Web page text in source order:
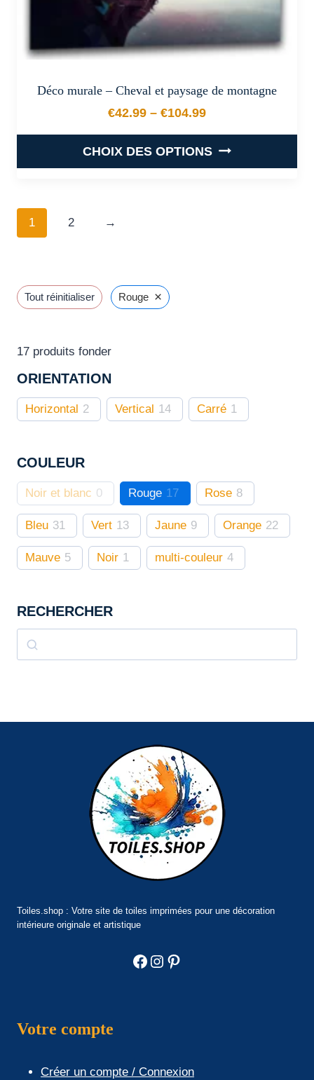
produit
Déco murale – Cheval et paysage de montagne
€42.99 – €104.99
Plage de prix : €42.99 à
CHOIX DES OPTIONS
options
peuvent
page
du
1 2 →
Tout réinitialiser Rouge ×
17 produits fonder
ORIENTATION
Horizontal 2 Vertical 14 Carré 1
COULEUR
Noir et blanc 0 Rouge 17 Rose 8
Bleu 31 Vert 13 Jaune 9 Orange 22
Mauve 5 Noir 1 multi-couleur 4
RECHERCHER
Rechercher
Toiles.shop : Votre site de toiles imprimées pour une décoration
intérieure originale et artistique
Facebook
Instagram
Pinterest
Votre compte
Créer un compte / Connexion